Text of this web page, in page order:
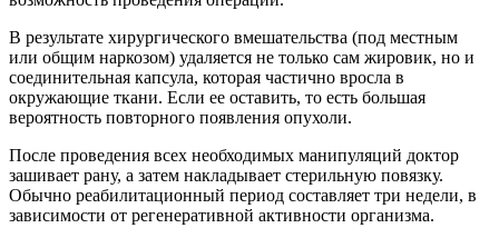
В результате хирургического вмешательства (под местным
или общим наркозом) удаляется не только сам жировик, но и
соединительная капсула, которая частично вросла в
окружающие ткани. Если ее оставить, то есть большая
вероятность повторного появления опухоли.
После проведения всех необходимых манипуляций доктор
зашивает рану, а затем накладывает стерильную повязку.
Обычно реабилитационный период составляет три недели, в
зависимости от регенеративной активности организма.